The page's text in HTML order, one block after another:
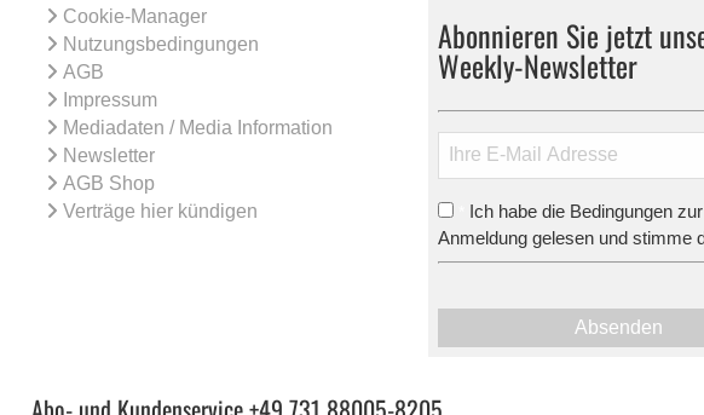
Cookie-Manager
Nutzungsbedingungen
AGB
Impressum
Mediadaten / Media Information
Newsletter
AGB Shop
Verträge hier kündigen
Abonnieren Sie jetzt
Weekly-Newsletter
Ich habe die Bedingungen
Anmeldung gelesen und stimme
Absenden